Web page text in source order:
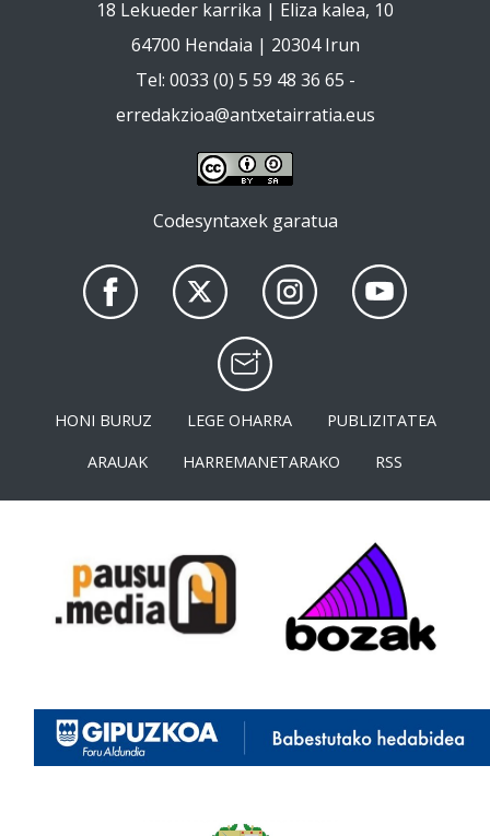
18 Lekueder karrika | Eliza kalea, 10
64700 Hendaia | 20304 Irun
Tel: 0033 (0) 5 59 48 36 65 -
erredakzioa@antxetairratia.eus
Codesyntaxek garatua
HONI BURUZ LEGE OHARRA
PUBLIZITATEA
ARAUAK
HARREMANETARAKO RSS